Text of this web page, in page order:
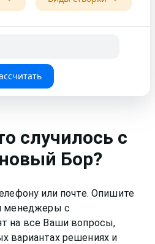
случилось с
Бор?
или почте. Опишите
менеджеры с
на все Ваши вопросы,
вариантах решениях и